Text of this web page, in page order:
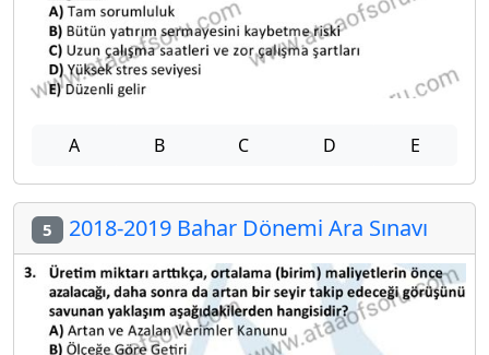
A B C D E
5 2018-2019 Bahar Dönemi Ara Sınavı